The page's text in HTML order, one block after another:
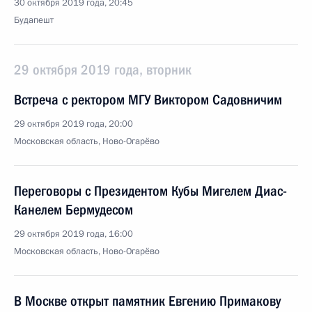
30 октября 2019 года, 20:45
Будапешт
29 октября 2019 года, вторник
Встреча с ректором МГУ Виктором Садовничим
29 октября 2019 года, 20:00
Московская область, Ново-Огарёво
Переговоры с Президентом Кубы Мигелем Диас-
Канелем Бермудесом
29 октября 2019 года, 16:00
Московская область, Ново-Огарёво
В Москве открыт памятник Евгению Примакову